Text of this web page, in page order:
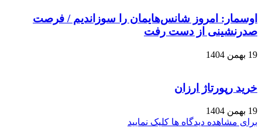
اوسمار: امروز شانس‌هایمان را سوزاندیم / فرصت
صدرنشینی از دست رفت
19 بهمن 1404
خرید رپورتاژ ارزان
19 بهمن 1404
برای مشاهده دیدگاه ها کلیک نمایید